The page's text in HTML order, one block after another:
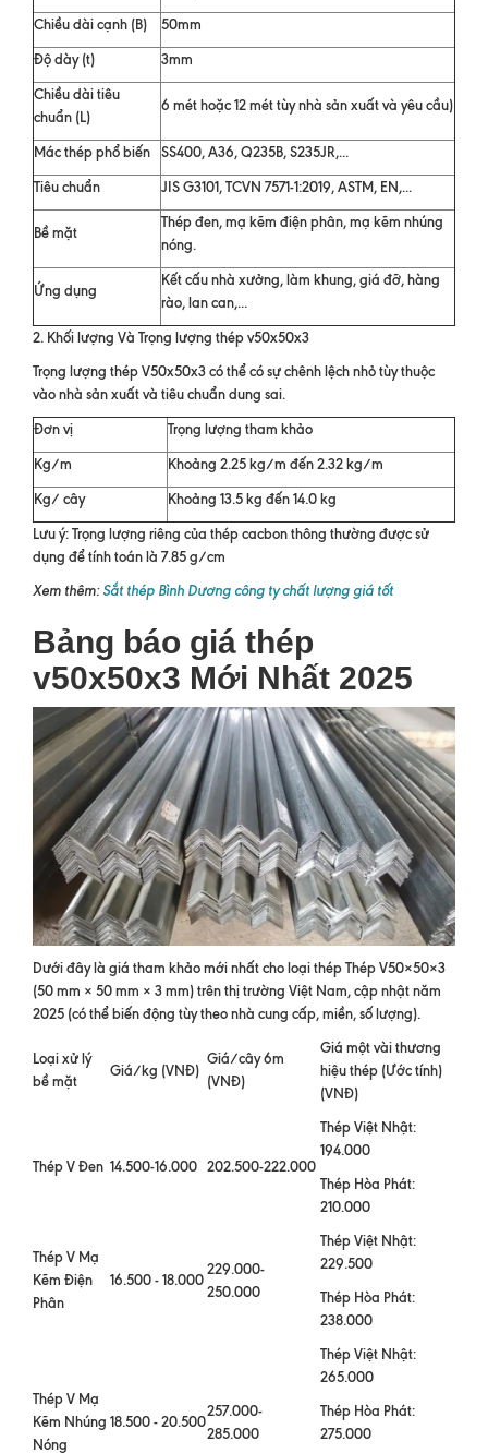
Chiều dài cạnh (B)
50mm
Độ dày (t)
3mm
Chiều dài tiêu
chuẩn (L)
6 mét hoặc 12 mét tùy nhà sản xuất và yêu cầu)
Mác thép phổ biến
SS400, A36, Q235B, S235JR,...
Tiêu chuẩn
JIS G3101, TCVN 7571-1:2019, ASTM, EN,...
Bề mặt
Thép đen, mạ kẽm điện phân, mạ kẽm nhúng
nóng.
Ứng dụng
Kết cấu nhà xưởng, làm khung, giá đỡ, hàng
rào, lan can,...
2. Khối lượng Và Trọng lượng thép v50x50x3
Trọng lượng thép V50x50x3 có thể có sự chênh lệch nhỏ tùy thuộc
vào nhà sản xuất và tiêu chuẩn dung sai.
Đơn vị
Trọng lượng tham khảo
Kg/m
Khoảng 2.25 kg/m đến 2.32 kg/m
Kg/ cây
Khoảng 13.5 kg đến 14.0 kg
Lưu ý: Trọng lượng riêng của thép cacbon thông thường được sử
dụng để tính toán là 7.85 g/cm
Xem thêm:Sắt thép Bình Dương công ty chất lượng giá tốt
Bảng báo giá thép
v50x50x3 Mới Nhất 2025
Dưới đây là giá tham khảo mới nhất cho loại thép Thép V50×50×3
(50 mm × 50 mm × 3 mm) trên thị trường Việt Nam, cập nhật năm
2025 (có thể biến động tùy theo nhà cung cấp, miền, số lượng).
Loại xử lý
bề mặt
Giá/kg (VNĐ)
Giá/cây 6m
(VNĐ)
Giá một vài thương
hiệu thép (Ước tính)
(VNĐ)
Thép V Đen 14.500-16.000 202.500-222.000
Thép Việt Nhật:
194.000
Thép Hòa Phát:
210.000
Thép V Mạ
Kẽm Điện
Phân
16.500 - 18.000
229.000-
250.000
Thép Việt Nhật:
229.500
Thép Hòa Phát:
238.000
Thép V Mạ
Kẽm Nhúng
Nóng
18.500 - 20.500
257.000-
285.000
Thép Việt Nhật:
265.000
Thép Hòa Phát:
275.000